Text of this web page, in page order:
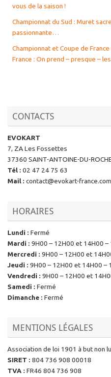
vous de la saison !
Championnat du Sud : Muret
passionnante…
Championnat et Coupe de France
France : On prend – presque –
CONTACTS
EVOKART
7, ZA Les Fossettes
37360 SAINT-ANTOINE-DU-
Tél : 02 47 24 75 63
Mail : contact@evokart-france.com
HORAIRES
Lundi : Fermé
Mardi : 9H00 – 12H00 et 14H00 –
Mercredi : 9H00 – 12H00 et
Jeudi : 9H00 – 12H00 et 14H00 –
Vendredi : 9H00 – 12H00 et
Samedi : Fermé
Dimanche : Fermé
MENTIONS LÉGALES
Association de loi 1901 à but non
SIRET : 804 736 908 00018
TVA : FR46 804 736 908